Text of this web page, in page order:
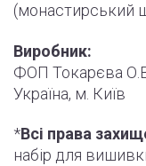
(монастирський
Виробник:
ФОП Токарєва
Україна, м. Київ
*Всі права
набір для